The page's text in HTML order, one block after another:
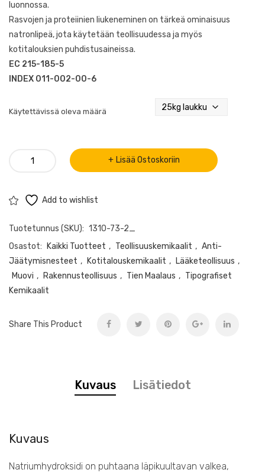
luonnossa.
Rasvojen ja proteiinien liukeneminen on tärkeä ominaisuus
natronlipeä, jota käytetään teollisuudessa ja myös
kotitalouksien puhdistusaineissa.
EC 215-185-5
INDEX 011-002-00-6
Käytettävissä oleva määrä
Kaustinen
1310-
2)
määrä
Lisää Ostoskoriin
Add to wishlist
Tuotetunnus (SKU): 1310-73-2_
Osastot:
Kaikki Tuotteet , Teollisuuskemikaalit , Anti-
Jäätymisnesteet , Kotitalouskemikaalit , Lääketeollisuus ,
Muovi , Rakennusteollisuus , Tien Maalaus , Tipografiset
Kemikaalit
Share This Product
Kuvaus Lisätiedot
Kuvaus
Natriumhydroksidi on puhtaana läpikuultavan valkea,